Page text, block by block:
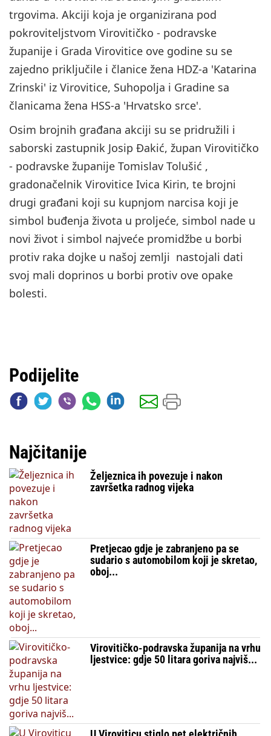
trgovima. Akciji koja je organizirana pod
pokroviteljstvom Virovitičko - podravske
županije i Grada Virovitice ove godine su se
zajedno priključile i članice žena HDZ-a 'Katarina
Zrinski' iz Virovitice, Suhopolja i Gradine sa
članicama žena HSS-a 'Hrvatsko srce'.
Osim brojnih građana akciji su se pridružili i
saborski zastupnik Josip Đakić, župan Virovitičko
- podravske županije Tomislav Tolušić ,
gradonačelnik Virovitice Ivica Kirin, te brojni
drugi građani koji su kupnjom narcisa koji je
simbol buđenja života u proljeće, simbol nade u
novi život i simbol najveće promidžbe u borbi
protiv raka dojke u našoj zemlji nastojali dati
svoj mali doprinos u borbi protiv ove opake
bolesti.
Podijelite
Najčitanije
Željeznica ih povezuje i nakon
završetka radnog vijeka
Pretjecao gdje je zabranjeno pa se
sudario s automobilom koji je skretao,
oboj...
Virovitičko-podravska županija na vrhu
ljestvice: gdje 50 litara goriva najviš...